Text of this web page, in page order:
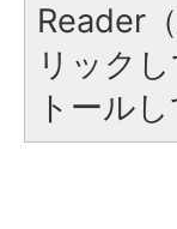
Reader
リック
トール